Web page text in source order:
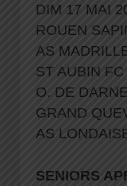
DIM 17 MAI
ROUEN
AS
ST AUBIN FC
O. DE
GRAND
AS
SENIORS